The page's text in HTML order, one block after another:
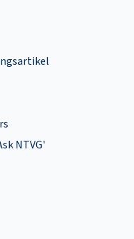
NTVG'